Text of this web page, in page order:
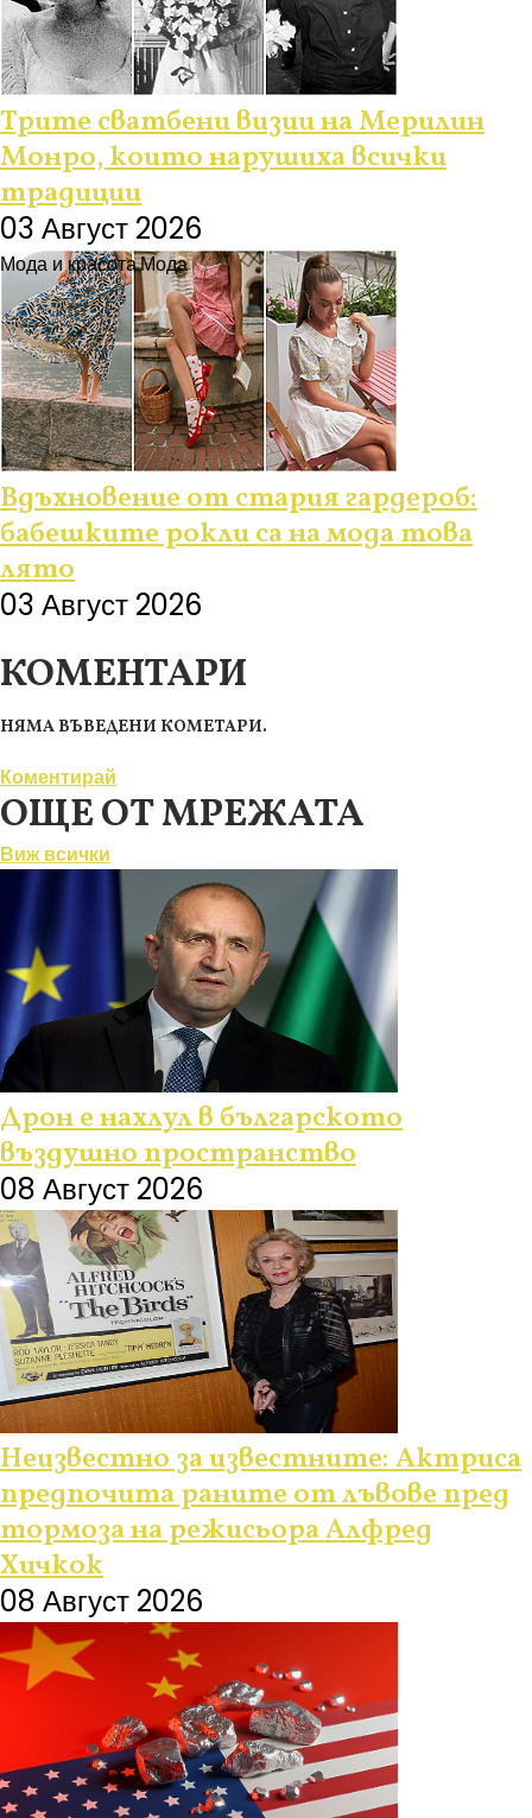
Трите сватбени визии на Мерилин
Монро, които нарушиха всички
традиции
03 Август 2026
Мода и красотаМода
Вдъхновение от стария гардероб:
бабешките рокли са на мода това
лято
03 Август 2026
КОМЕНТАРИ
НЯМА ВЪВЕДЕНИ КОМЕТАРИ.
Коментирай
ОЩЕ ОТ МРЕЖАТА
Виж всички
Дрон е нахлул в българското
въздушно пространство
08 Август 2026
Неизвестно за известните: Актриса
предпочита раните от лъвове пред
тормоза на режисьора Алфред
Хичкок
08 Август 2026